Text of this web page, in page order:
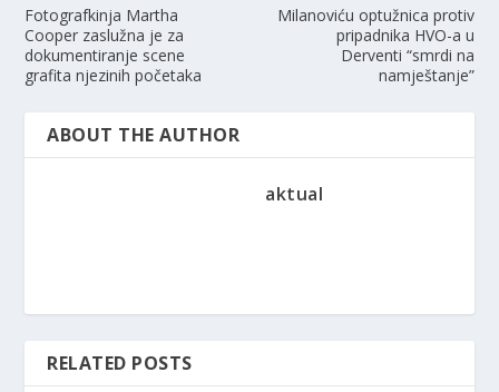
Fotografkinja Martha
Cooper zaslužna je za
dokumentiranje scene
grafita njezinih početaka
Milanoviću optužnica protiv
pripadnika HVO-a u
Derventi “smrdi na
namještanje”
ABOUT THE AUTHOR
aktual
RELATED POSTS